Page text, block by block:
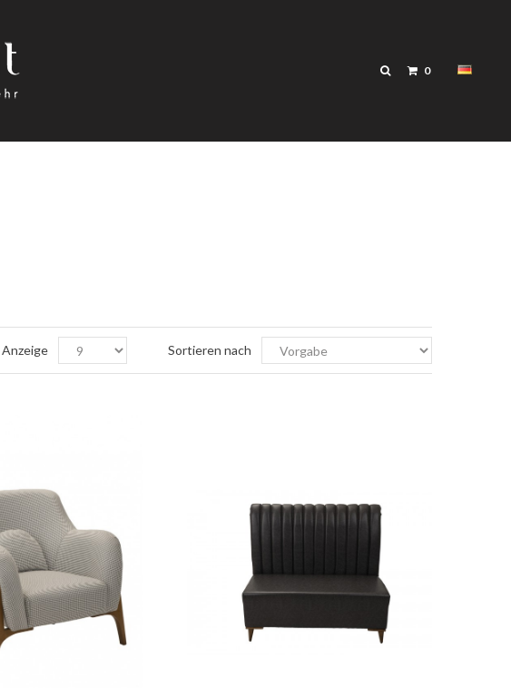
0
Sortieren nach
Anzeige